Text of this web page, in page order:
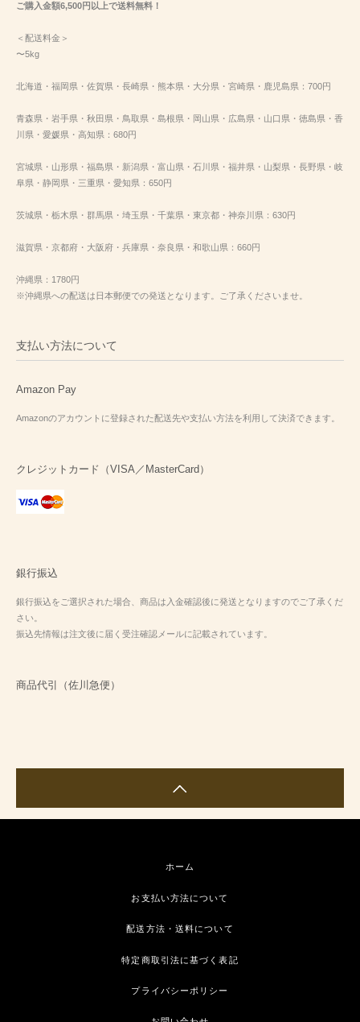
ご購入金額6,500円以上で送料無料！
＜配送料金＞
〜5kg
北海道・福岡県・佐賀県・長崎県・熊本県・大分県・宮崎県・鹿児島県：700円
青森県・岩手県・秋田県・鳥取県・島根県・岡山県・広島県・山口県・徳島県・香
川県・愛媛県・高知県：680円
宮城県・山形県・福島県・新潟県・富山県・石川県・福井県・山梨県・長野県・岐
阜県・静岡県・三重県・愛知県：650円
茨城県・栃木県・群馬県・埼玉県・千葉県・東京都・神奈川県：630円
滋賀県・京都府・大阪府・兵庫県・奈良県・和歌山県：660円
沖縄県：1780円
※沖縄県への配送は日本郵便での発送となります。ご了承くださいませ。
支払い方法について
Amazon Pay
Amazonのアカウントに登録された配送先や支払い方法を利用して決済できます。
クレジットカード（VISA／MasterCard）
銀行振込
銀行振込をご選択された場合、商品は入金確認後に発送となりますのでご了承くだ
さい。
振込先情報は注文後に届く受注確認メールに記載されています。
商品代引（佐川急便）
ホーム
お支払い方法について
配送方法・送料について
特定商取引法に基づく表記
プライバシーポリシー